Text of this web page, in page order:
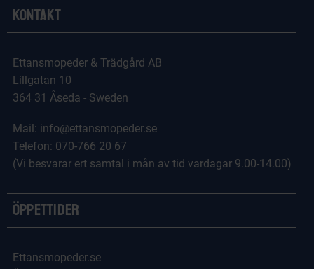
Kontakt
Ettansmopeder & Trädgård AB
Lillgatan 10
364 31 Åseda - Sweden
Mail: info@ettansmopeder.se
Telefon: 070-766 20 67
(Vi besvarar ert samtal i mån av tid vardagar 9.00-14.00)
Öppettider
Ettansmopeder.se